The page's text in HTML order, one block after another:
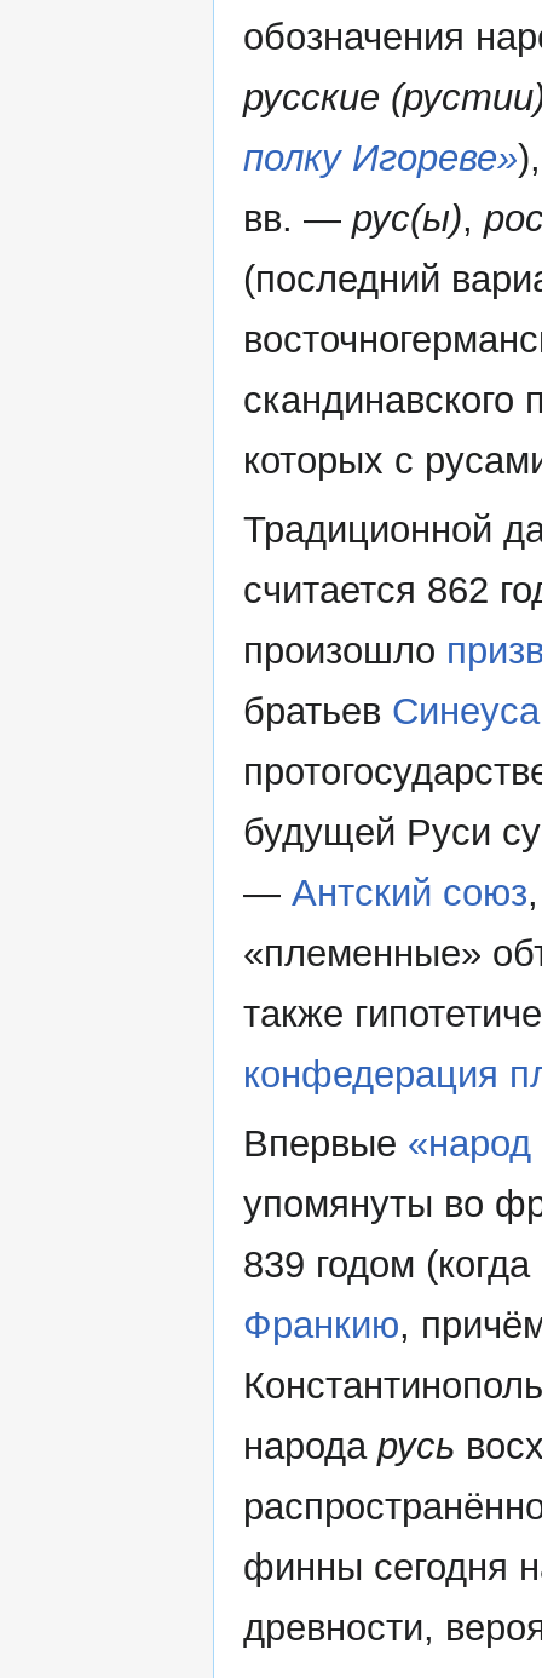
обозначения
русские
полку Игореве»
вв. — рус(ы),
(последний
которых с
Традиционной
считается 862
произошло
братьев
будущей Руси
— Антский союз
«племенные»
также
конфедерация
Впервые «народ
упомянуты во
839 годом
Франкию,
народа русь
финны сегодня
древности,